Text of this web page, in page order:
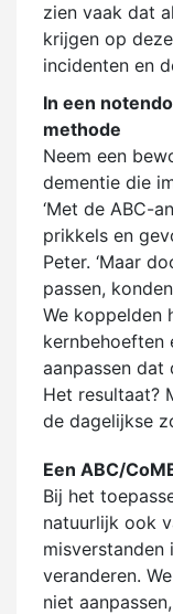
zien vaak dat
krijgen op
incidenten en
In een
methode
Neem een
dementie die
‘Met de ABC-
prikkels en
Peter. ‘Maar
passen,
We koppelden
kernbehoeften
aanpassen
Het resultaat?
de dagelijkse
Een ABC/
Bij het
natuurlijk ook
misverstanden
veranderen.
niet